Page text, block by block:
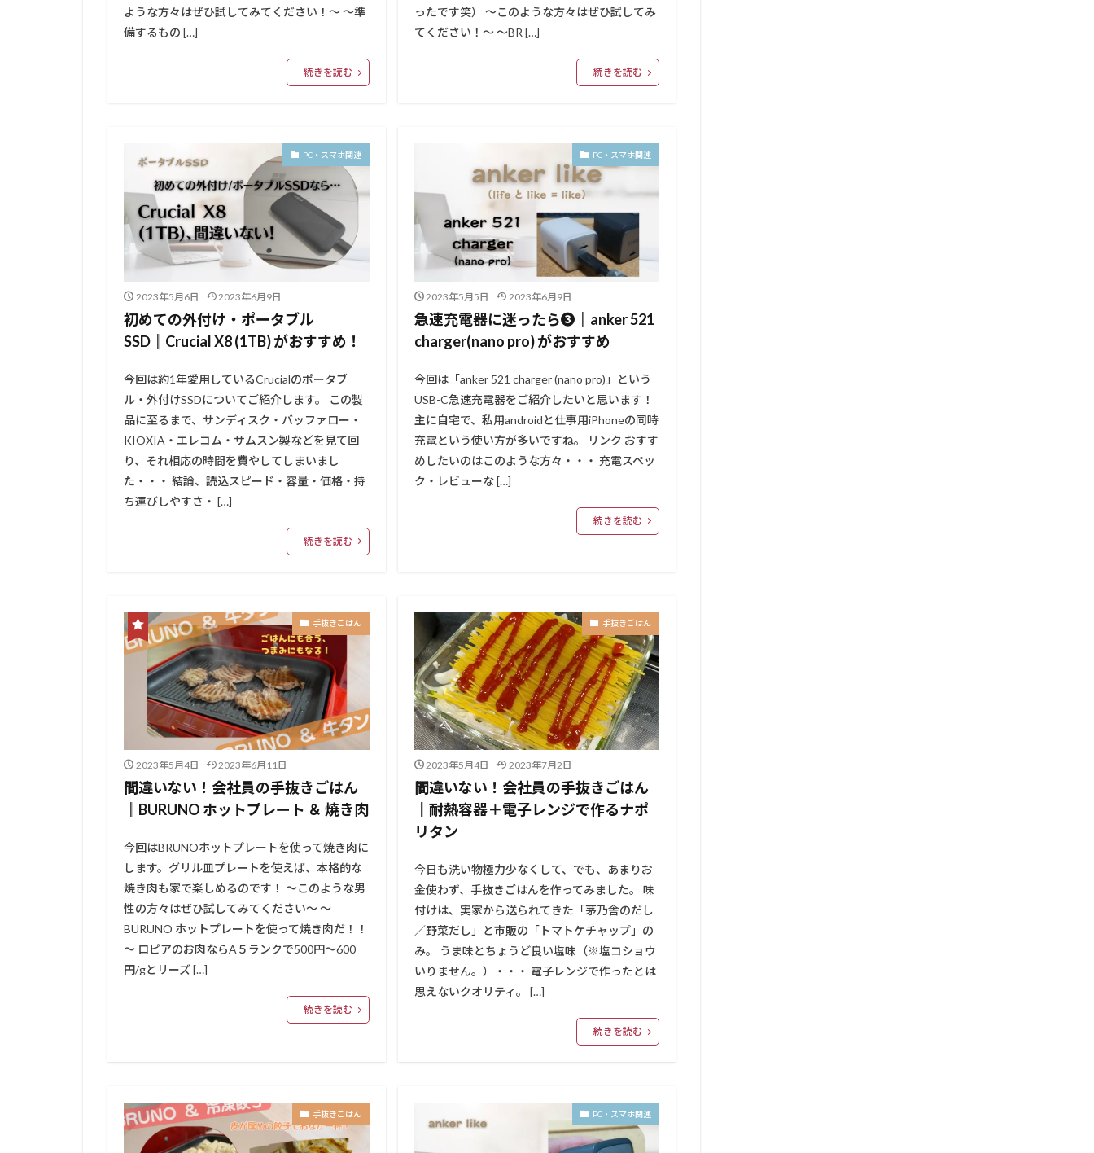
ような方々はぜひ試してみてください！～ ～準
備するもの […]
続きを読む
ったです笑） ～このような方々はぜひ試してみ
てください！～ ～BR […]
続きを読む
PC・スマホ関連
2023年5月6日 2023年6月9日
初めての外付け・ポータブル
SSD║Crucial X8 (1TB) がおすすめ！
今回は約1年愛用しているCrucialのポータブ
ル・外付けSSDについてご紹介します。 この製
品に至るまで、サンディスク・バッファロー・
KIOXIA・エレコム・サムスン製などを見て回
り、それ相応の時間を費やしてしまいまし
た・・・ 結論、読込スピード・容量・価格・持
ち運びしやすさ・ […]
続きを読む
PC・スマホ関連
2023年5月5日 2023年6月9日
急速充電器に迷ったら❸║anker 521
charger(nano pro) がおすすめ
今回は「anker 521 charger (nano pro)」という
USB-C急速充電器をご紹介したいと思います！
主に自宅で、私用androidと仕事用iPhoneの同時
充電という使い方が多いですね。 リンク おすす
めしたいのはこのような方々・・・ 充電スペッ
ク・レビューな […]
続きを読む
手抜きごはん
2023年5月4日 2023年6月11日
間違いない！会社員の手抜きごはん
║BURUNO ホットプレート ＆ 焼き肉
今回はBRUNOホットプレートを使って焼き肉に
します。グリル皿プレートを使えば、本格的な
焼き肉も家で楽しめるのです！ ～このような男
性の方々はぜひ試してみてください～ ～
BURUNO ホットプレートを使って焼き肉だ！！
～ ロピアのお肉ならA５ランクで500円～600
円/gとリーズ […]
続きを読む
手抜きごはん
2023年5月4日 2023年7月2日
間違いない！会社員の手抜きごはん
║耐熱容器＋電子レンジで作るナポ
リタン
今日も洗い物極力少なくして、でも、あまりお
金使わず、手抜きごはんを作ってみました。 味
付けは、実家から送られてきた「茅乃舎のだし
／野菜だし」と市販の「トマトケチャップ」の
み。 うま味とちょうど良い塩味（※塩コショウ
いりません。）・・・ 電子レンジで作ったとは
思えないクオリティ。 […]
続きを読む
手抜きごはん PC・スマホ関連